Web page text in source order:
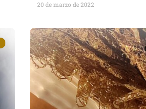
20 de marzo de 2022